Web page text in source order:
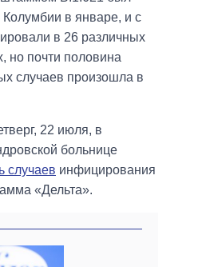
Колумбии в январе, и с
в 26 различных
но почти половина
случаев произошла в
22 июля, в
больнице
случаев инфицирования
«Дельта».